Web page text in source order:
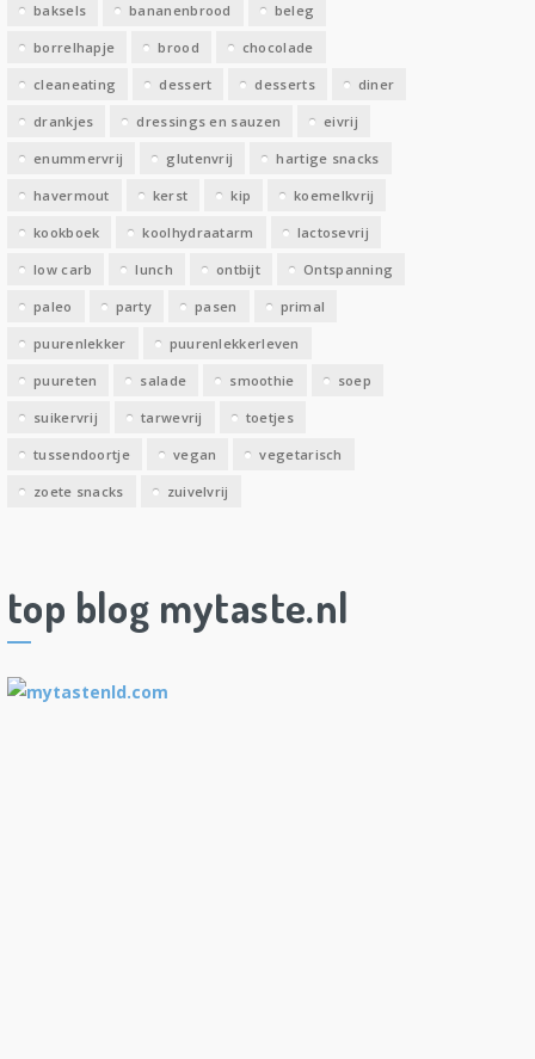
baksels bananenbrood beleg
borrelhapje brood chocolade
cleaneating dessert desserts diner
drankjes dressings en sauzen eivrij
enummervrij glutenvrij hartige snacks
havermout kerst kip koemelkvrij
kookboek koolhydraatarm lactosevrij
low carb lunch ontbijt Ontspanning
paleo party pasen primal
puurenlekker puurenlekkerleven
puureten salade smoothie soep
suikervrij tarwevrij toetjes
tussendoortje vegan vegetarisch
zoete snacks zuivelvrij
top blog mytaste.nl